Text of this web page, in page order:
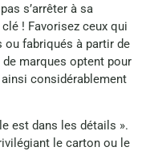
s’arrêter à sa
! Favorisez ceux qui
fabriqués à partir de
marques optent pour
considérablement
est dans les détails ».
le carton ou le